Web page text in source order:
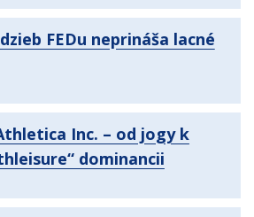
FEDu neprináša lacné
Inc. – od jogy k
dominancii